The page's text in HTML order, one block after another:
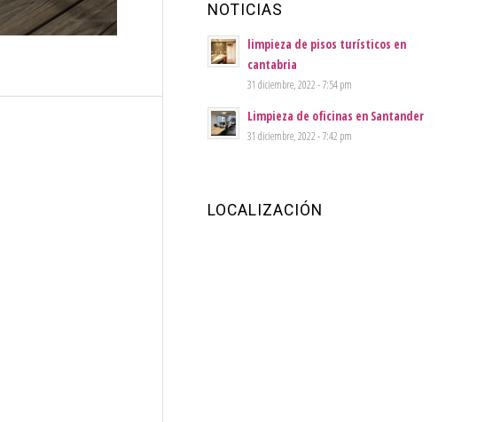
NOTICIAS
limpieza de pisos turísticos en
cantabria
31 diciembre, 2022 - 7:54 pm
Limpieza de oficinas en Santander
31 diciembre, 2022 - 7:42 pm
LOCALIZACIÓN